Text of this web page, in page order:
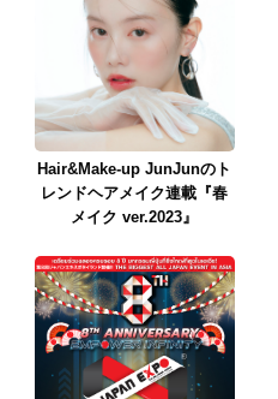
Hair&Make-up JunJunのト
レンドヘアメイク連載『春
メイク ver.2023』